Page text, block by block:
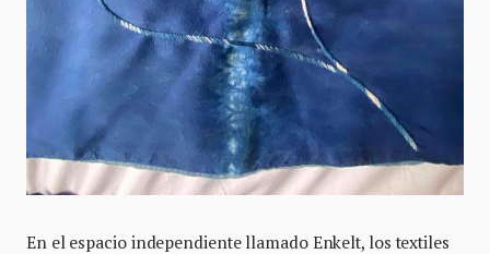
En el espacio independiente llamado Enkelt, los textiles